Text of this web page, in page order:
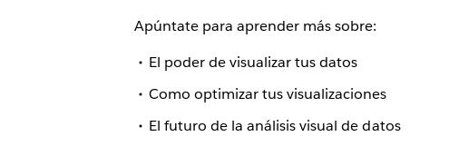
Apúntate para aprender más sobre:
El poder de visualizar tus datos
Como optimizar tus visualizaciones
El futuro de la análisis visual de datos